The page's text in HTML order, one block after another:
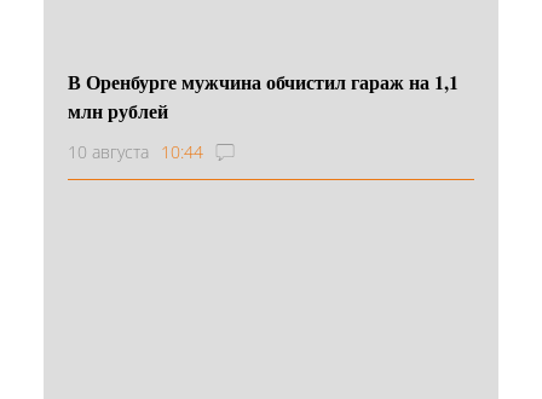
В Оренбурге мужчина обчистил гараж на 1,1
млн рублей
10 августа 10:44